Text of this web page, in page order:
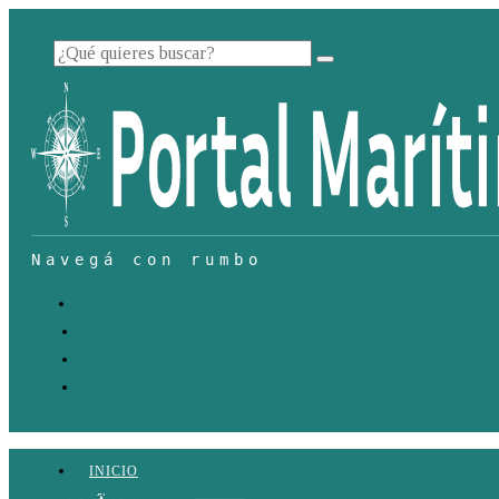
INICIO